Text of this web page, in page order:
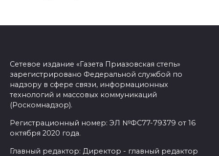
Сетевое издание «Газета Приазовская степь»
зарегистрировано Федеральной службой по
надзору в сфере связи, информационных
технологий и массовых коммуникаций
(Роскомнадзор).
Регистрационный номер: ЭЛ №ФС77-79379 от 16
октября 2020 года.
Главный редактор: Директор - главный редактор